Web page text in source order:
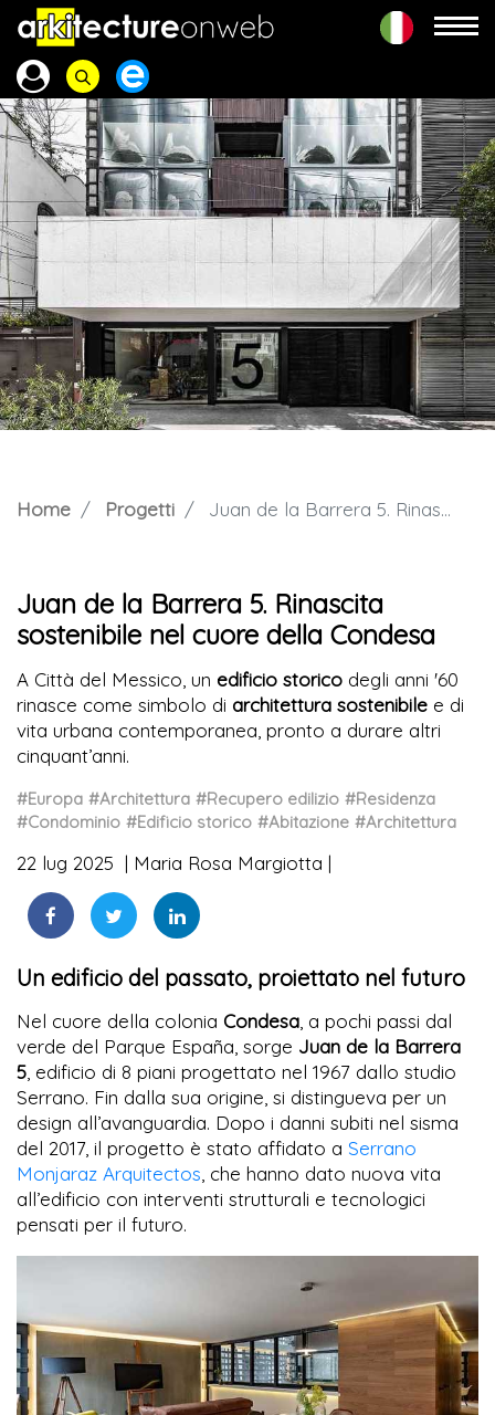
Home Progetti Juan de la Barrera 5. Rinascita sostenibile nel cuore della Condesa
Juan de la Barrera 5. Rinascita
sostenibile nel cuore della Condesa
A Città del Messico, un edificio storico degli anni '60
rinasce come simbolo di architettura sostenibile e di
vita urbana contemporanea, pronto a durare altri
cinquant’anni.
#Europa #Architettura #Recupero edilizio #Residenza
#Condominio #Edificio storico #Abitazione #Architettura
22 lug 2025 Maria Rosa Margiotta
Un edificio del passato, proiettato nel futuro
Nel cuore della colonia Condesa , a pochi passi dal
verde del Parque España, sorge Juan de la Barrera
5 , edificio di 8 piani progettato nel 1967 dallo studio
Serrano. Fin dalla sua origine, si distingueva per un
design all’avanguardia. Dopo i danni subiti nel sisma
del 2017, il progetto è stato affidato a Serrano
Monjaraz Arquitectos , che hanno dato nuova vita
all’edificio con interventi strutturali e tecnologici
pensati per il futuro.